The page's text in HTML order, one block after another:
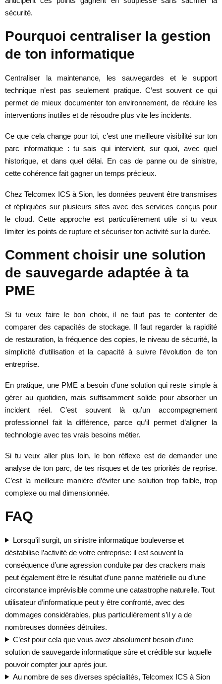
sécurité.
Pourquoi centraliser la gestion
de ton informatique
Centraliser la maintenance, les sauvegardes et le support
technique n’est pas seulement pratique. C’est souvent ce qui
permet de mieux documenter ton environnement, de réduire les
interventions inutiles et de résoudre plus vite les incidents.
Ce que cela change pour toi, c’est une meilleure visibilité sur ton
parc informatique : tu sais qui intervient, sur quoi, avec quel
historique, et dans quel délai. En cas de panne ou de sinistre,
cette cohérence fait gagner un temps précieux.
Chez Telcomex ICS à Sion, les données peuvent être transmises
et répliquées sur plusieurs sites avec des services conçus pour
le cloud. Cette approche est particulièrement utile si tu veux
limiter les points de rupture et sécuriser ton activité sur la durée.
Comment choisir une solution
de sauvegarde adaptée à ta
PME
Si tu veux faire le bon choix, il ne faut pas te contenter de
comparer des capacités de stockage. Il faut regarder la rapidité
de restauration, la fréquence des copies, le niveau de sécurité, la
simplicité d’utilisation et la capacité à suivre l’évolution de ton
entreprise.
En pratique, une PME a besoin d’une solution qui reste simple à
gérer au quotidien, mais suffisamment solide pour absorber un
incident réel. C’est souvent là qu’un accompagnement
professionnel fait la différence, parce qu’il permet d’aligner la
technologie avec tes vrais besoins métier.
Si tu veux aller plus loin, le bon réflexe est de demander une
analyse de ton parc, de tes risques et de tes priorités de reprise.
C’est la meilleure manière d’éviter une solution trop faible, trop
complexe ou mal dimensionnée.
FAQ
Lorsqu’il surgit, un sinistre informatique bouleverse et
déstabilise l’activité de votre entreprise: il est souvent la
conséquence d’une agression conduite par des crackers mais
peut également être le résultat d’une panne matérielle ou d’une
circonstance imprévisible comme une catastrophe naturelle. Tout
utilisateur d’informatique peut y être confronté, avec des
dommages considérables, plus particulièrement s’il y a de
nombreuses données détruites.
C’est pour cela que vous avez absolument besoin d’une
solution de sauvegarde informatique sûre et crédible sur laquelle
pouvoir compter jour après jour.
Au nombre de ses diverses spécialités, Telcomex ICS à Sion